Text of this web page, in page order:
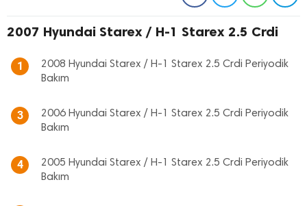
2007 Hyundai Starex / H-1 Starex 2.5 Crdi
1
2008 Hyundai Starex / H-1 Starex 2.5 Crdi Periyodik
Bakım
3
2006 Hyundai Starex / H-1 Starex 2.5 Crdi Periyodik
Bakım
4
2005 Hyundai Starex / H-1 Starex 2.5 Crdi Periyodik
Bakım